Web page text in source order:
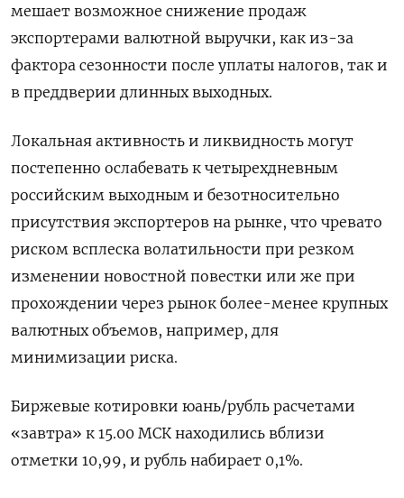
мешает возможное снижение продаж
экспортерами валютной выручки, как из-за
фактора сезонности после уплаты налогов, так и
в преддверии длинных выходных.
Локальная активность и ликвидность могут
постепенно ослабевать к четырехдневным
российским выходным и безотносительно
присутствия экспортеров на рынке, что чревато
риском всплеска волатильности при резком
изменении новостной повестки или же при
прохождении через рынок более-менее крупных
валютных объемов, например, для
минимизации риска.
Биржевые котировки юань/рубль расчетами
«завтра» к 15.00 МСК находились вблизи
отметки 10,99, и рубль набирает 0,1%.